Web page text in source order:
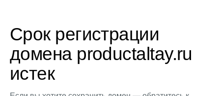
Срок регистрации
домена productaltay.ru
истек